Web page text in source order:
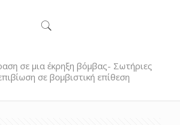
σε μια έκρηξη βόμβας- Σωτήριες
σε βομβιστική επίθεση